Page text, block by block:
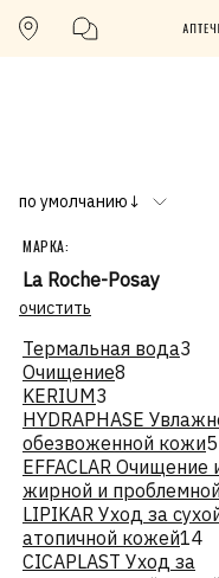
по умолчанию↓
МАРКА:
La Roche-Posay
очистить
Термальная вода3
Очищение8
KERIUM3
HYDRAPHASE
обезвоженной кожи5
EFFACLAR Очищение
жирной и
LIPIKAR Уход за
атопичной кожей14
CICAPLAST Уход за